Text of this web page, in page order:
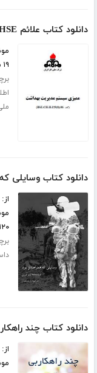
دانلود کتاب علائم HSE
۱۹ صفحه
دانلود کتاب وسایلی
۱۲۰ صفحه
دانلود کتاب چند